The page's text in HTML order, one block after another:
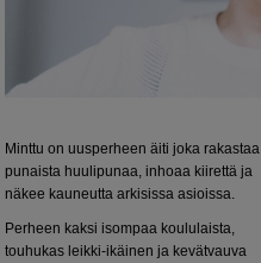
Minttu on uusperheen äiti joka rakastaa
punaista huulipunaa, inhoaa kiirettä ja
näkee kauneutta arkisissa asioissa.
Perheen kaksi isompaa koululaista,
touhukas leikki-ikäinen ja kevätvauva